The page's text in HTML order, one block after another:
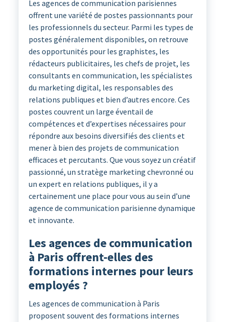
Les agences de communication parisiennes
offrent une variété de postes passionnants pour
les professionnels du secteur. Parmi les types de
postes généralement disponibles, on retrouve
des opportunités pour les graphistes, les
rédacteurs publicitaires, les chefs de projet, les
consultants en communication, les spécialistes
du marketing digital, les responsables des
relations publiques et bien d’autres encore. Ces
postes couvrent un large éventail de
compétences et d’expertises nécessaires pour
répondre aux besoins diversifiés des clients et
mener à bien des projets de communication
efficaces et percutants. Que vous soyez un créatif
passionné, un stratège marketing chevronné ou
un expert en relations publiques, il y a
certainement une place pour vous au sein d’une
agence de communication parisienne dynamique
et innovante.
Les agences de communication
à Paris offrent-elles des
formations internes pour leurs
employés ?
Les agences de communication à Paris
proposent souvent des formations internes